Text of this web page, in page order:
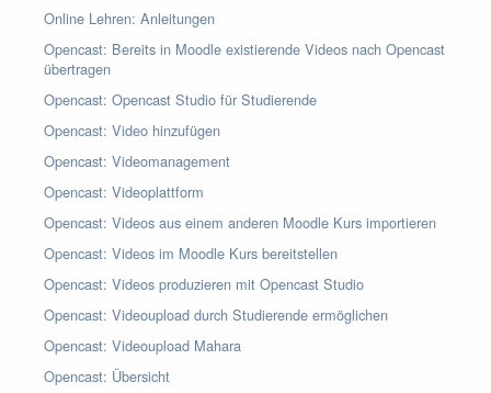
Online Lehren: Anleitungen
Opencast: Bereits in Moodle existierende Videos nach Opencast
übertragen
Opencast: Opencast Studio für Studierende
Opencast: Video hinzufügen
Opencast: Videomanagement
Opencast: Videoplattform
Opencast: Videos aus einem anderen Moodle Kurs importieren
Opencast: Videos im Moodle Kurs bereitstellen
Opencast: Videos produzieren mit Opencast Studio
Opencast: Videoupload durch Studierende ermöglichen
Opencast: Videoupload Mahara
Opencast: Übersicht